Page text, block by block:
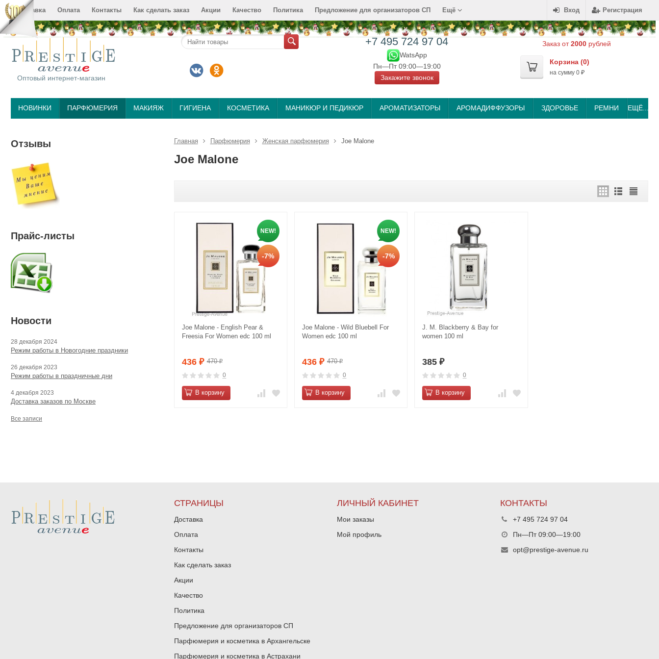
Вход Регистрация
Доставка Оплата Контакты Как сделать заказ Акции Качество Политика Предложение для организаторов СП Ещё
Оптовый интернет-магазин
+7 495 724 97 04
WatsApp
Пн—Пт 09:00—19:00
Закажите звонок
Заказ от2000 рублей
Корзина (0)
на сумму 0 ₽
НОВИНКИ ПАРФЮМЕРИЯ МАКИЯЖ ГИГИЕНА КОСМЕТИКА МАНИКЮР И ПЕДИКЮР АРОМАТИЗАТОРЫ АРОМАДИФФУЗОРЫ ЗДОРОВЬЕ РЕМНИ ЕЩЁ...
Главная Парфюмерия Женская парфюмерия Jое Malоnе
Jое Malоnе
NEW!
-7%
Jое Malоnе - Еnglish Pеаr &
Frееsia For Women edc 100 ml
436 ₽ 470₽
0
В корзину
NEW!
-7%
Jое Malоnе - Wild Bluеbеll For
Women edc 100 ml
436 ₽ 470₽
0
В корзину
J. M. Blackberry & Bay for
women 100 ml
385₽
0
В корзину
Отзывы
Прайс-листы
Новости
28 декабря 2024
Режим работы в Новогодние праздники
26 декабря 2023
Режим работы в праздничные дни
4 декабря 2023
Доставка заказов по Москве
Все записи
СТРАНИЦЫ
Доставка
Оплата
Контакты
Как сделать заказ
Акции
Качество
Политика
Предложение для организаторов СП
Парфюмерия и косметика в Архангельске
Парфюмерия и косметика в Астрахани
ЛИЧНЫЙ КАБИНЕТ
Мои заказы
Мой профиль
КОНТАКТЫ
+7 495 724 97 04
Пн—Пт 09:00—19:00
opt@prestige-avenue.ru